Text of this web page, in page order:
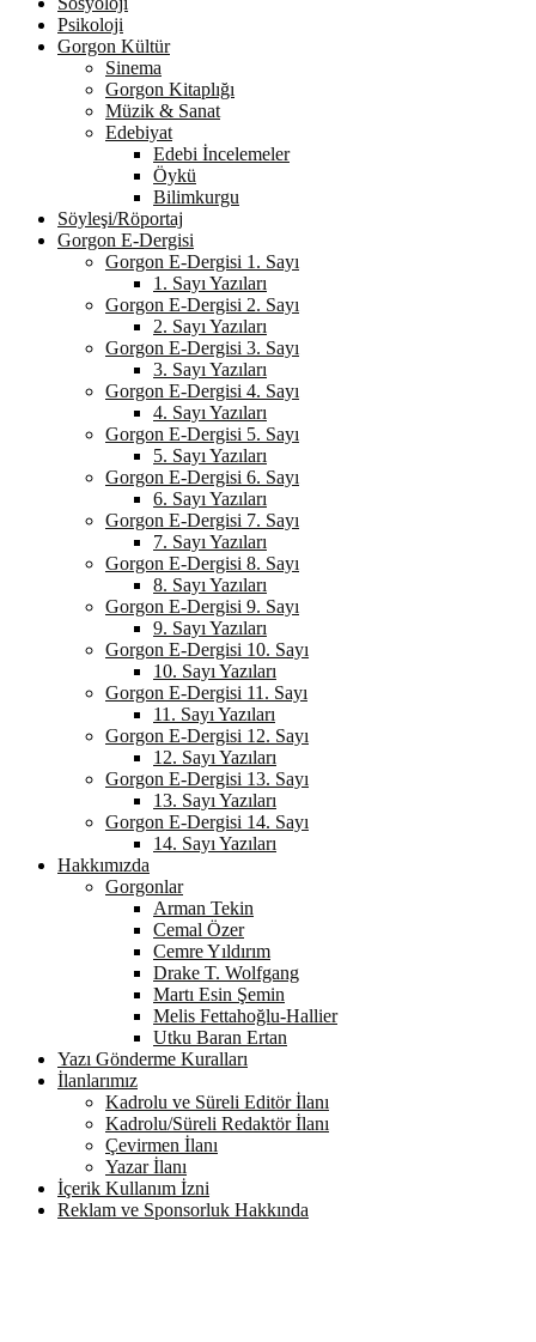
Psikoloji
Gorgon Kültür
Sinema
Gorgon Kitaplığı
Müzik & Sanat
Edebiyat
Edebi İncelemeler
Öykü
Bilimkurgu
Söyleşi/Röportaj
Gorgon E-Dergisi
Gorgon E-Dergisi 1. Sayı
1. Sayı Yazıları
Gorgon E-Dergisi 2. Sayı
2. Sayı Yazıları
Gorgon E-Dergisi 3. Sayı
3. Sayı Yazıları
Gorgon E-Dergisi 4. Sayı
4. Sayı Yazıları
Gorgon E-Dergisi 5. Sayı
5. Sayı Yazıları
Gorgon E-Dergisi 6. Sayı
6. Sayı Yazıları
Gorgon E-Dergisi 7. Sayı
7. Sayı Yazıları
Gorgon E-Dergisi 8. Sayı
8. Sayı Yazıları
Gorgon E-Dergisi 9. Sayı
9. Sayı Yazıları
Gorgon E-Dergisi 10. Sayı
10. Sayı Yazıları
Gorgon E-Dergisi 11. Sayı
11. Sayı Yazıları
Gorgon E-Dergisi 12. Sayı
12. Sayı Yazıları
Gorgon E-Dergisi 13. Sayı
13. Sayı Yazıları
Gorgon E-Dergisi 14. Sayı
14. Sayı Yazıları
Hakkımızda
Gorgonlar
Arman Tekin
Cemal Özer
Cemre Yıldırım
Drake T. Wolfgang
Martı Esin Şemin
Melis Fettahoğlu-Hallier
Utku Baran Ertan
Yazı Gönderme Kuralları
İlanlarımız
Kadrolu ve Süreli Editör İlanı
Kadrolu/Süreli Redaktör İlanı
Çevirmen İlanı
Yazar İlanı
İçerik Kullanım İzni
Reklam ve Sponsorluk Hakkında